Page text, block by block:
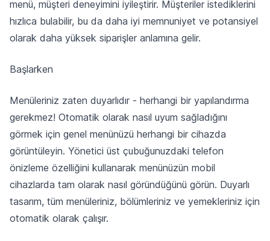
menü, müşteri deneyimini iyileştirir. Müşteriler istediklerini
hızlıca bulabilir, bu da daha iyi memnuniyet ve potansiyel
olarak daha yüksek siparişler anlamına gelir.
Başlarken
Menüleriniz zaten duyarlıdır - herhangi bir yapılandırma
gerekmez! Otomatik olarak nasıl uyum sağladığını
görmek için genel menünüzü herhangi bir cihazda
görüntüleyin. Yönetici üst çubuğunuzdaki telefon
önizleme özelliğini kullanarak menünüzün mobil
cihazlarda tam olarak nasıl göründüğünü görün. Duyarlı
tasarım, tüm menüleriniz, bölümleriniz ve yemekleriniz için
otomatik olarak çalışır.